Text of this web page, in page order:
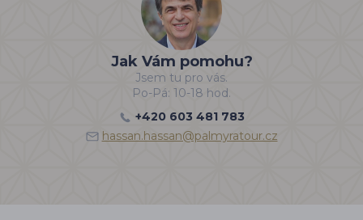
Jak Vám pomohu?
Jsem tu pro vás.
Po-Pá: 10-18 hod.
+420 603 481 783
hassan.hassan@palmyratour.cz